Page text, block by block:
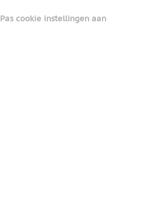
Pas cookie instellingen aan